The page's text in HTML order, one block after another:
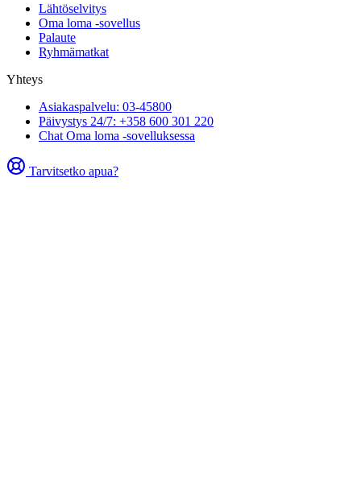
Lähtöselvitys
Oma loma -sovellus
Palaute
Ryhmämatkat
Yhteys
Asiakaspalvelu: 03-45800
Päivystys 24/7: +358 600 301 220
Chat Oma loma -sovelluksessa
Tarvitsetko apua?